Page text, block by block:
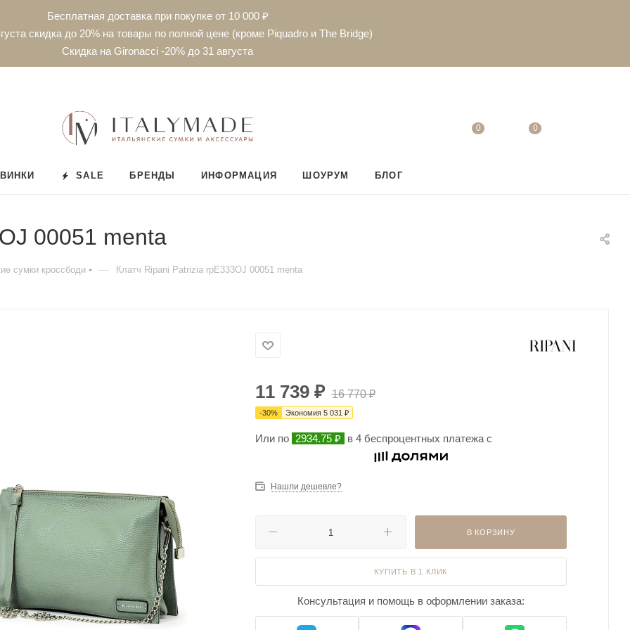
Бесплатная доставка при покупке от 10 000 ₽
скидка до 20% на товары по полной цене (кроме Piquadro и The Bridge)
Скидка на Gironacci -20% до 31 августа
0 0
SALE БРЕНДЫ ИНФОРМАЦИЯ ШОУРУМ БЛОГ
00051 menta
сумки кроссбоди — Клатч Ripani Patrizia rpE333OJ 00051 menta
11 739₽ 16 770₽
-30% Экономия 5 031 ₽
Или по 2934.75 ₽ в 4 беспроцентных платежа с
Нашли дешевле?
В КОРЗИНУ
КУПИТЬ В 1 КЛИК
Консультация и помощь в оформлении заказа: